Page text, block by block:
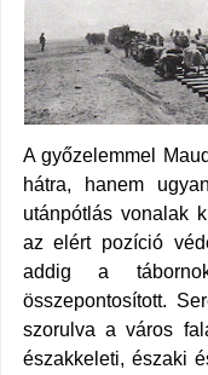
A győzelemmel
hátra, hanem
utánpótlás vonalak
az elért pozíció
addig a
összepontosított.
szorulva a város
északkeleti, északi